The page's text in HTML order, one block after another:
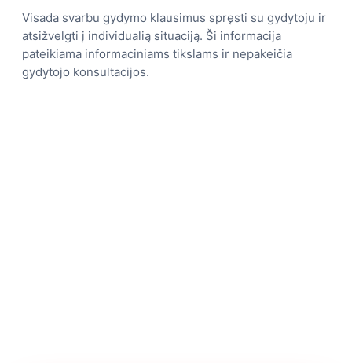
Visada svarbu gydymo klausimus spręsti su gydytoju ir
atsižvelgti į individualią situaciją. Ši informacija
pateikiama informaciniams tikslams ir nepakeičia
gydytojo konsultacijos.